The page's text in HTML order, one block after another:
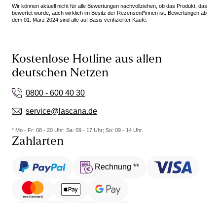
Wir können aktuell nicht für alle Bewertungen nachvollziehen, ob das Produkt, das
bewertet wurde, auch wirklich im Besitz der Rezensent*innen ist. Bewertungen ab
dem 01. März 2024 sind alle auf Basis verifizierter Käufe.
Kostenlose Hotline aus allen
deutschen Netzen
0800 - 600 40 30
service@lascana.de
* Mo - Fr: 08 - 20 Uhr; Sa: 09 - 17 Uhr; So: 09 - 14 Uhr.
Zahlarten
Rechnung **